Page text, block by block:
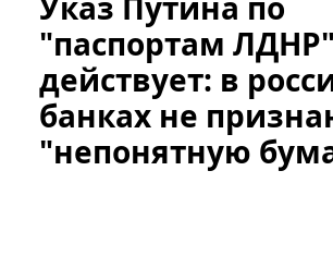
"паспортам
действует: в
банках не
"непонятную